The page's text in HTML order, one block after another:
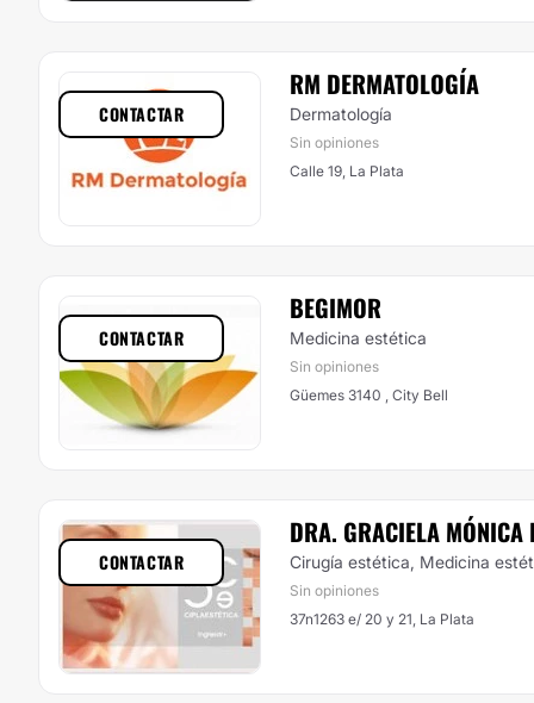
RM DERMATOLOGÍA
Dermatología
Sin opiniones
Calle 19, La Plata
CONTACTAR
BEGIMOR
Medicina estética
Sin opiniones
Güemes 3140 , City Bell
CONTACTAR
DRA. GRACIELA MÓNICA
Cirugía estética, Medicina
Sin opiniones
37n1263 e/ 20 y 21, La Plata
CONTACTAR